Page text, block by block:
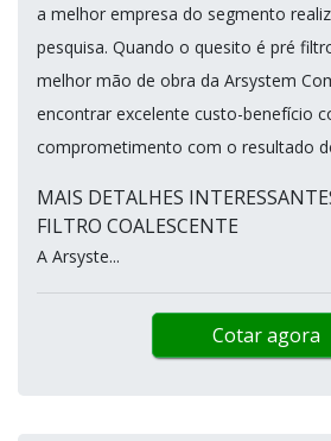
a melhor empresa do segmento
pesquisa. Quando o quesito é pré
melhor mão de obra da Arsystem
encontrar excelente custo-benefício
comprometimento com o resultado
MAIS DETALHES
FILTRO COALESCENTE
A Arsyste...
Cotar agora